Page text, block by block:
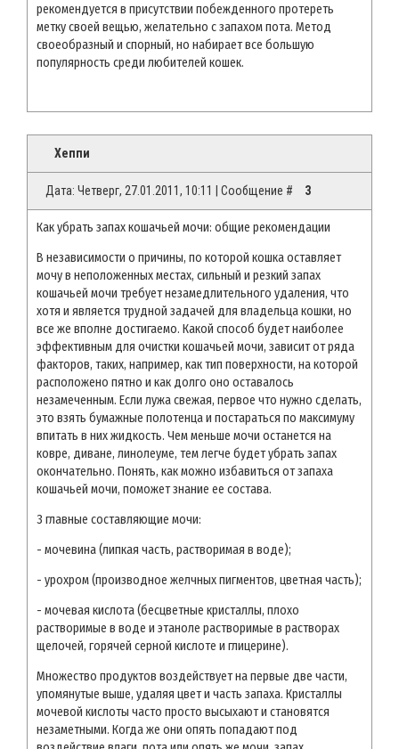
рекомендуется в присутствии побежденного протереть
метку своей вещью, желательно с запахом пота. Метод
своеобразный и спорный, но набирает все большую
популярность среди любителей кошек.
Хеппи
Дата: Четверг, 27.01.2011, 10:11 | Сообщение # 3
Как убрать запах кошачьей мочи: общие рекомендации
В независимости о причины, по которой кошка оставляет
мочу в неположенных местах, сильный и резкий запах
кошачьей мочи требует незамедлительного удаления, что
хотя и является трудной задачей для владельца кошки, но
все же вполне достигаемо. Какой способ будет наиболее
эффективным для очистки кошачьей мочи, зависит от ряда
факторов, таких, например, как тип поверхности, на которой
расположено пятно и как долго оно оставалось
незамеченным. Если лужа свежая, первое что нужно сделать,
это взять бумажные полотенца и постараться по максимуму
впитать в них жидкость. Чем меньше мочи останется на
ковре, диване, линолеуме, тем легче будет убрать запах
окончательно. Понять, как можно избавиться от запаха
кошачьей мочи, поможет знание ее состава.
3 главные составляющие мочи:
- мочевина (липкая часть, растворимая в воде);
- урохром (производное желчных пигментов, цветная часть);
- мочевая кислота (бесцветные кристаллы, плохо
растворимые в воде и этаноле растворимые в растворах
щелочей, горячей серной кислоте и глицерине).
Множество продуктов воздействует на первые две части,
упомянутые выше, удаляя цвет и часть запаха. Кристаллы
мочевой кислоты часто просто высыхают и становятся
незаметными. Когда же они опять попадают под